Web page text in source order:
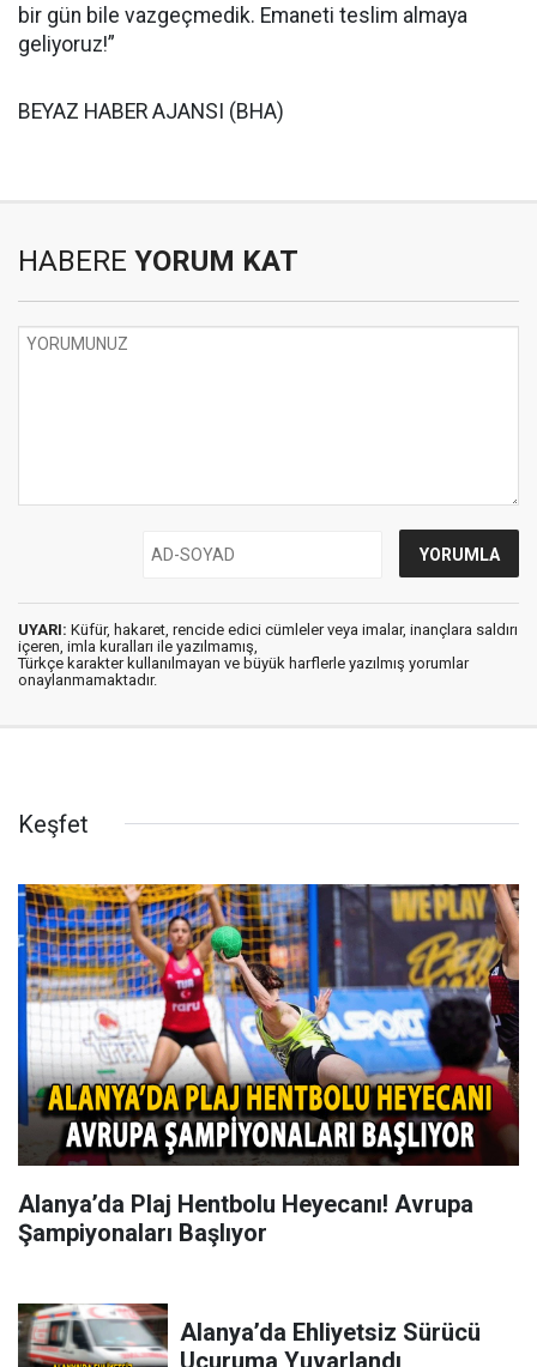
bir gün bile vazgeçmedik. Emaneti teslim almaya
geliyoruz!”
BEYAZ HABER AJANSI (BHA)
HABERE YORUM KAT
UYARI: Küfür, hakaret, rencide edici cümleler veya imalar, inançlara saldırı
içeren, imla kuralları ile yazılmamış,
Türkçe karakter kullanılmayan ve büyük harflerle yazılmış yorumlar
onaylanmamaktadır.
Keşfet
Alanya’da Plaj Hentbolu Heyecanı! Avrupa
Şampiyonaları Başlıyor
Alanya’da Ehliyetsiz Sürücü
Uçuruma Yuvarlandı